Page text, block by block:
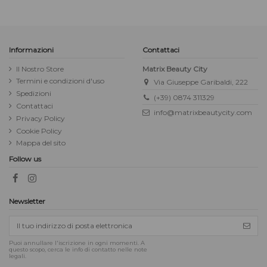
Informazioni
Il Nostro Store
Termini e condizioni d'uso
Spedizioni
Contattaci
Privacy Policy
Cookie Policy
Mappa del sito
Contattaci
Matrix Beauty City
Via Giuseppe Garibaldi, 222
(+39) 0874 311329
info@matrixbeautycity.com
Follow us
Newsletter
Puoi annullare l'iscrizione in ogni momenti. A
questo scopo, cerca le info di contatto nelle note
legali.